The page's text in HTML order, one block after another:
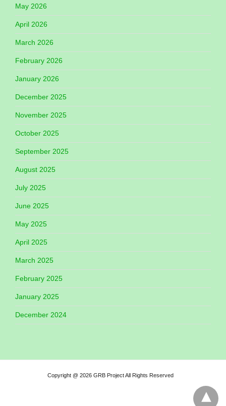
May 2026
April 2026
March 2026
February 2026
January 2026
December 2025
November 2025
October 2025
September 2025
August 2025
July 2025
June 2025
May 2025
April 2025
March 2025
February 2025
January 2025
December 2024
Copyright @ 2026 GRB Project All Rights Reserved